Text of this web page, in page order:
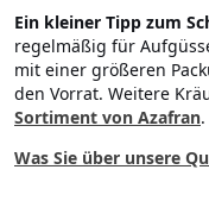
Ein kleiner Tipp zum
regelmäßig für
mit einer größeren
den Vorrat. Weitere
Sortiment von Azafran.
Was Sie über unsere